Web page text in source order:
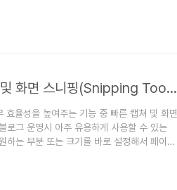
작업 효율을 높여주는 윈도우 빠른 캡쳐 및 화면 스니핑(Snipping Tool) 기능 활용하는 방법
율성을 높여주는 기능 중 빠른 캡쳐 및 화면
로그 운영시 아주 유용하게 사용할 수 있는
하는 부분 또는 크기를 바로 설정해서 페이지
다. 1. 현재 화면을 빠르게 캡쳐하고 적용하